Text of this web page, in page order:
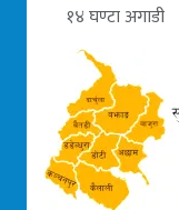
१४ घण्टा अगाडी